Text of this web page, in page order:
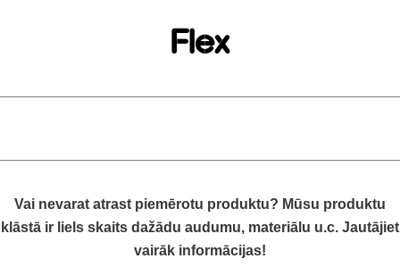
Flex
Vai nevarat atrast piemērotu produktu? Mūsu produktu
klāstā ir liels skaits dažādu audumu, materiālu u.c. Jautājiet
vairāk informācijas!